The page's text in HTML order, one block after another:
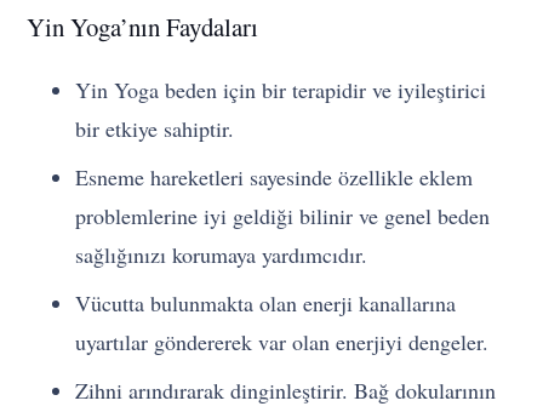
Yin Yoga’nın Faydaları
Yin Yoga beden için bir terapidir ve iyileştirici
bir etkiye sahiptir.
Esneme hareketleri sayesinde özellikle eklem
problemlerine iyi geldiği bilinir ve genel beden
sağlığınızı korumaya yardımcıdır.
Vücutta bulunmakta olan enerji kanallarına
uyartılar göndererek var olan enerjiyi dengeler.
Zihni arındırarak dinginleştirir. Bağ dokularının